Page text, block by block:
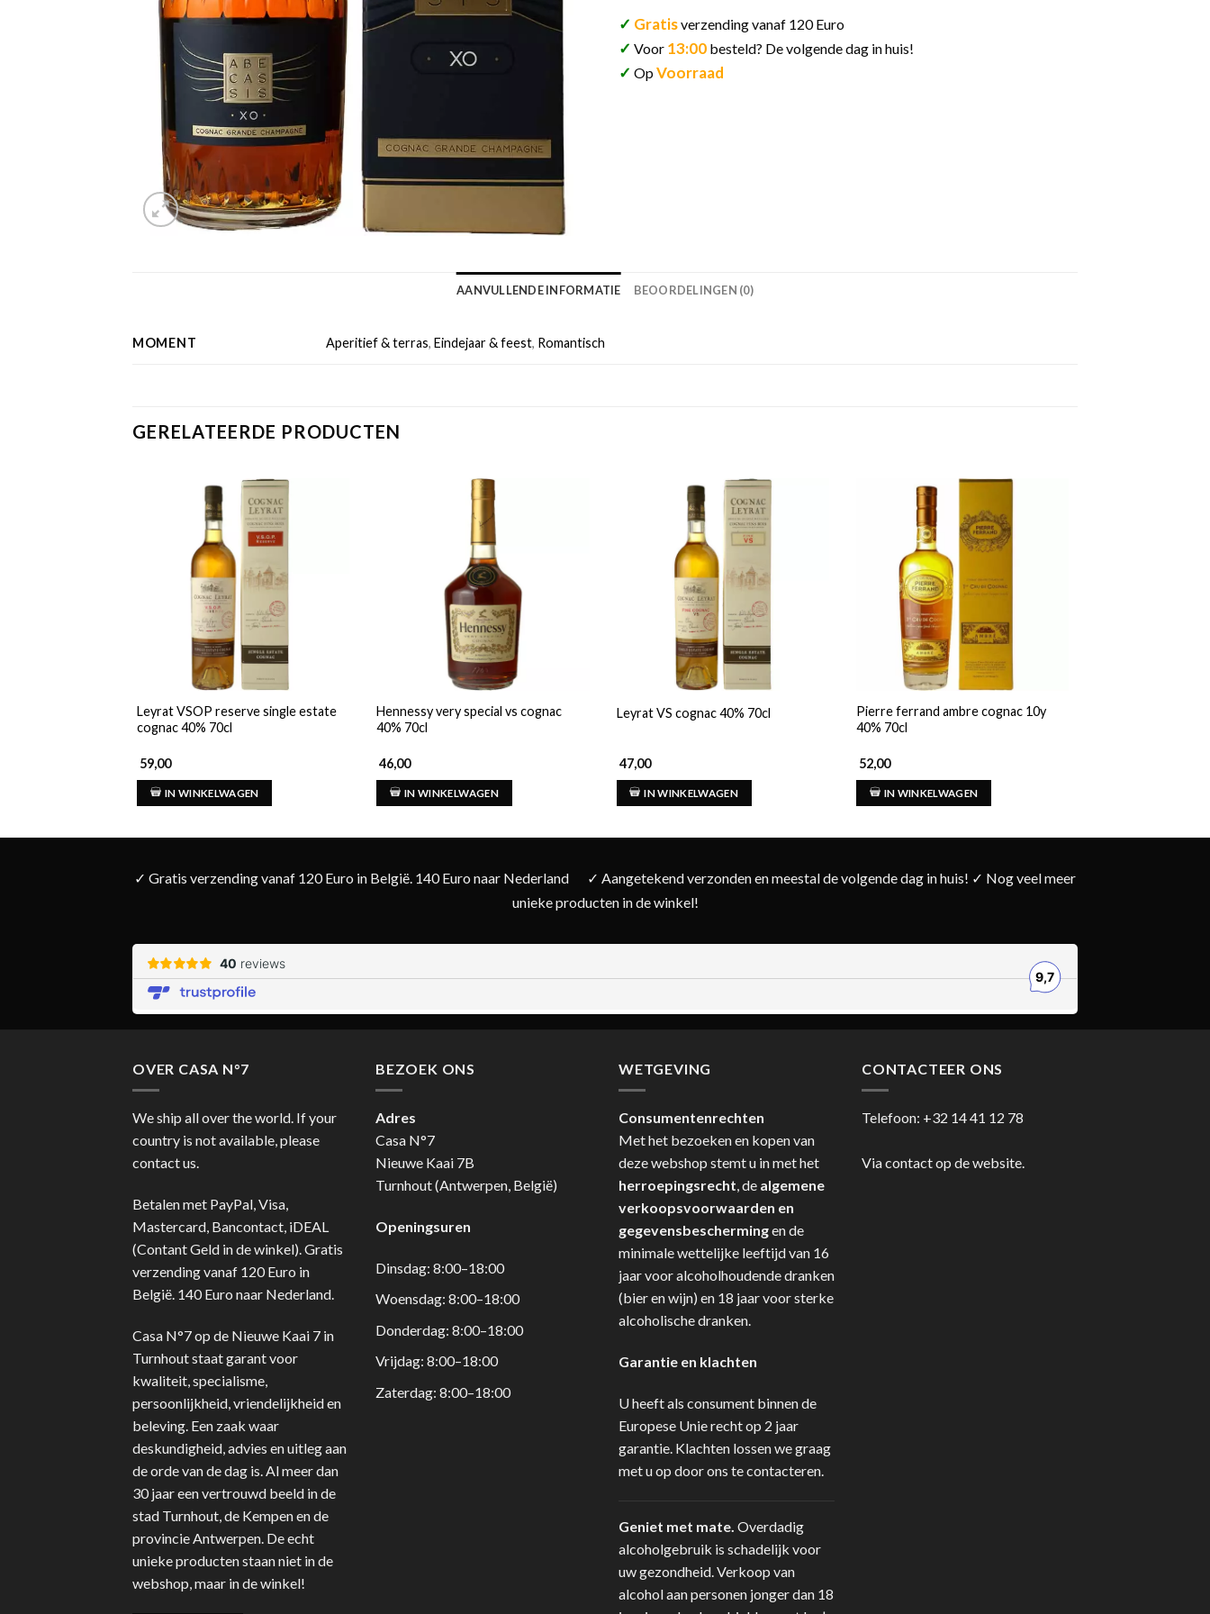
✓ Gratisverzending vanaf 120 Euro
✓ Voor 13:00 besteld? De volgende dag in huis!
✓ OpVoorraad
AANVULLENDE INFORMATIE BEOORDELINGEN (0)
MOMENT Aperitief & terras,Eindejaar & feest, Romantisch
GERELATEERDE PRODUCTEN
Leyrat VSOP reserve single estate
cognac 40% 70cl
59,00
IN WINKELWAGEN
Hennessy very special vs cognac
40% 70cl
46,00
IN WINKELWAGEN
Leyrat VS cognac 40% 70cl
47,00
IN WINKELWAGEN
Pierre ferrand ambre cognac 10y
40% 70cl
52,00
IN WINKELWAGEN
✓ Gratis verzending vanaf 120 Euro in België. 140 Euro naar Nederland
✓ Aangetekend verzonden en meestal de volgende dag in huis! ✓ Nog veel meer
unieke producten in de winkel!
OVER CASA N°7
We ship all over the world. If your
country is not available, please
contact us.
Betalen met PayPal, Visa,
Mastercard, Bancontact, iDEAL
(Contant Geld in de winkel). Gratis
verzending vanaf 120 Euro in
België. 140 Euro naar Nederland.
Casa N°7 op de Nieuwe Kaai 7 in
Turnhout staat garant voor
kwaliteit, specialisme,
persoonlijkheid, vriendelijkheid en
beleving. Een zaak waar
deskundigheid, advies en uitleg aan
de orde van de dag is. Al meer dan
30 jaar een vertrouwd beeld in de
stad Turnhout, de Kempen en de
provincie Antwerpen. De echt
unieke producten staan niet in de
webshop, maar in de winkel!
BEZOEK ONS
Adres
Casa N°7
Nieuwe Kaai 7B
Turnhout (Antwerpen, België)
Openingsuren
Dinsdag: 8:00–18:00
Woensdag: 8:00–18:00
Donderdag: 8:00–18:00
Vrijdag: 8:00–18:00
Zaterdag: 8:00–18:00
WETGEVING
Consumentenrechten
Met het bezoeken en kopen van
deze webshop stemt u in met het
herroepingsrecht, de algemene
verkoopsvoorwaarden en
gegevensbeschermingen de
minimale wettelijke leeftijd van 16
jaar voor alcoholhoudende dranken
(bier en wijn) en 18 jaar voor sterke
alcoholische dranken.
Garantie en klachten
U heeft als consument binnen de
Europese Unie recht op 2 jaar
garantie. Klachten lossen we graag
met u op door ons te contacteren.
Geniet met mate. Overdadig
alcoholgebruik is schadelijk voor
uw gezondheid. Verkoop van
alcohol aan personen jonger dan 18
CONTACTEER ONS
Telefoon: +32 14 41 12 78
Via contact op de website.